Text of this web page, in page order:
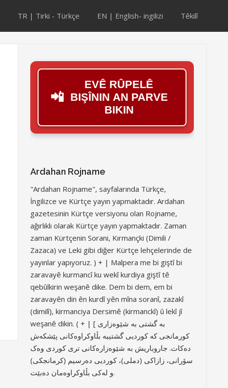
TR | Tirki - Türkçe EN | English- ingilizi Têkilî
📲
EVÊ RÛPELÊ
BIŞÎNIN AN PARVE
BIKIN
Ardahan Rojname
"Ardahan Rojname", sayfalarında Türkçe,
İngilizce ve Kürtçe yayın yapmaktadır. Ardahan
gazetesinin Kürtçe versiyonu olan Rojname,
ağırlıklı olarak Kürtçe yayın yapmaktadır. Zaman
zaman Kürtçenin Sorani, Kırmançki (Dimili /
Zazaca) ve Leki gibi diğer Kürtçe lehçelerinde de
yayınlar yapıyoruz. ) + | Malpera me bi giştî bi
zaravayê kurmancî ku wekî kurdiya giştî tê
qebûlkirin weşanê dike. Dem bi dem, em bi
zaravayên din ên kurdî yên mîna soranî, zazakî
(dimilî), kirmanciya Dersimê (kirmanckî) û lekî jî
weşanê dikin. ( + | [ بە گشتی بە شێوەزاری
کورمانجی کە کوردیی گشتییە بڵاوکراوەکانی پێشکەش
دەکات. جاروباریش بە شێوەزارەکانی تری کوردی وەک
سۆرانی، زازاکی (دملی)، کوردیی دەرسیم (کرمانجکی)
و لەکی بڵاوکراوەمان دەبێت.